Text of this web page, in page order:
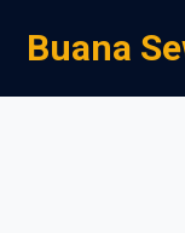
Buana